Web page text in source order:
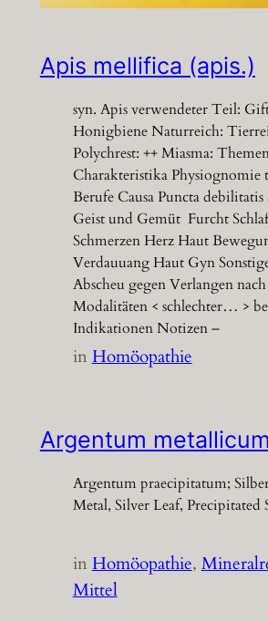
Apis mellifica (apis.)
syn. Apis verwendeter Teil:
Honigbiene Naturreich:
Polychrest: ++ Miasma:
Charakteristika Physiognomie
Berufe Causa Puncta
Geist und Gemüt Furcht Schlaf
Schmerzen Herz Haut
Verdauuang Haut Gyn
Abscheu gegen Verlangen nach
Modalitäten < schlechter… >
Indikationen Notizen –
inHomöopathie
Argentum
Argentum praecipitatum;
Metal, Silver Leaf, Precipitated
inHomöopathie,
Mittel